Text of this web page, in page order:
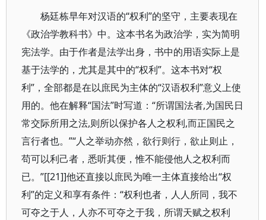
杨廷栋早年对汉语的“权利”的坚守，主要表现在
《政治学教科书》中。这本书名为政治学，实为简明
宪法学。由于作者是法学出身，书中的用语实际上是
基于法学的，尤其是其中的“权利”。这本书对“权
利”，全部都是在以庶民为主体的“汉语权利”意义上使
用的。他在解释“国法”时写道：“所谓国法者,为国民日
常交际所用之法,则所以保护各人之权利,而正国民之
言行者也。”“人之举动亦然，欲行则行，欲止则止，
苟可以利己者，悉听其便，惟不能侵他人之权利而
已。”[[21]]他还直接以庶民为唯一主体直接给出“权
利”的定义和享有条件：“权利也者，人人所同，我不
可夺之于人，人亦不可夺之于我，所谓天赋之权利